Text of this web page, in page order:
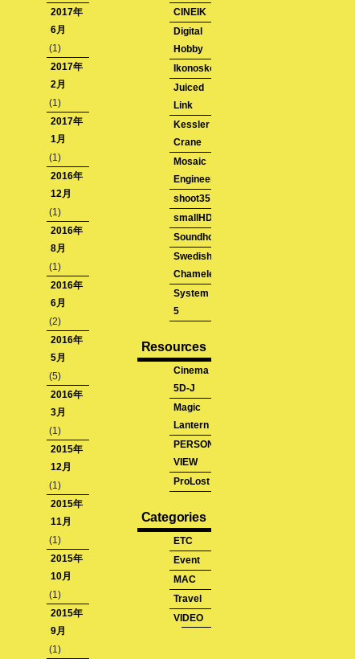
2017年
6月
(1)
2017年
2月
(1)
2017年
1月
(1)
2016年
12月
(1)
2016年
8月
(1)
2016年
6月
(2)
2016年
5月
(5)
2016年
3月
(1)
2015年
12月
(1)
2015年
11月
(1)
2015年
10月
(1)
2015年
9月
(1)
CINEIK
Digital
Hobby
Ikonoskop
Juiced
Link
Kessler
Crane
Mosaic
Engineering
shoot35
smallHD
Soundhouse
Swedish
Chameleon
System
5
Resources
Cinema
5D-J
Magic
Lantern
PERSONAL
VIEW
ProLost
Categories
ETC
Event
MAC
Travel
VIDEO